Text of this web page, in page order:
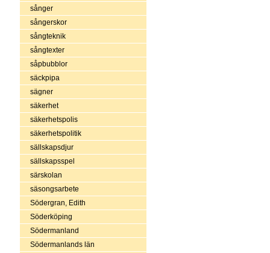
sånger
sångerskor
sångteknik
sångtexter
såpbubblor
säckpipa
sägner
säkerhet
säkerhetspolis
säkerhetspolitik
sällskapsdjur
sällskapsspel
särskolan
säsongsarbete
Södergran, Edith
Söderköping
Södermanland
Södermanlands län